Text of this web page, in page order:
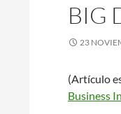
BIG
23
(Artículo
Business